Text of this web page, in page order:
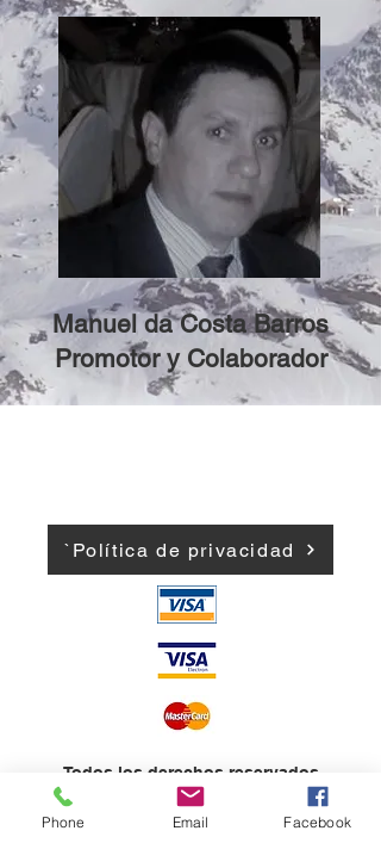
Manuel da Costa Barros
Promotor y Colaborador
`Política de privacidad
Todos los derechos reservados
Política de ventas
Phone Email Facebook